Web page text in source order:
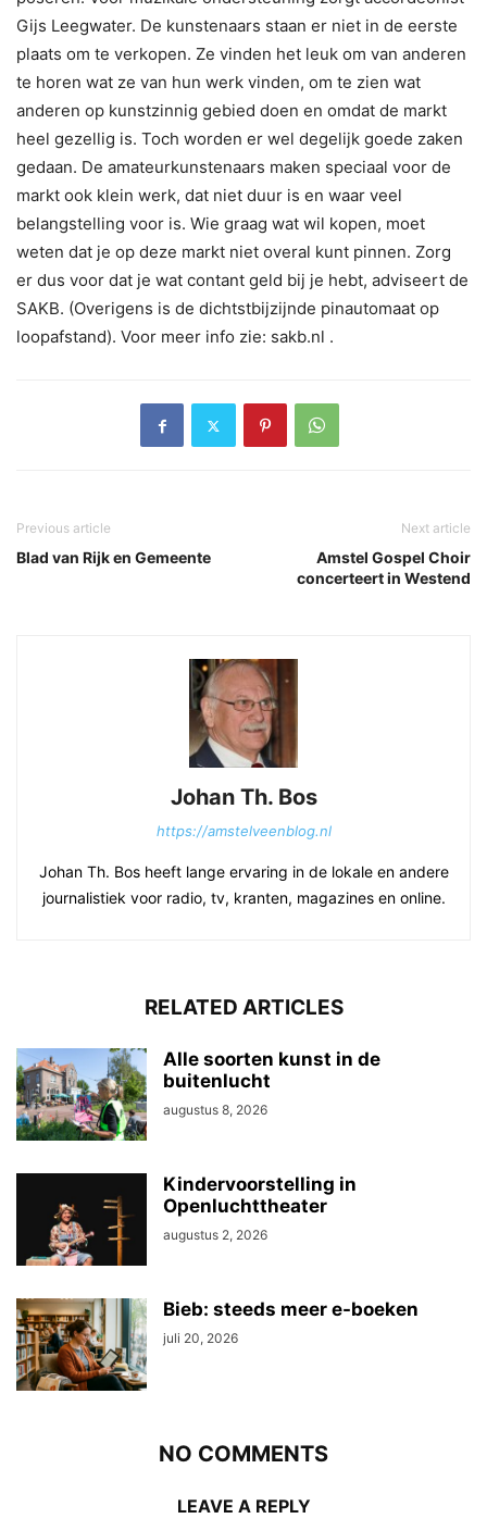
Gijs Leegwater. De kunstenaars staan er niet in de eerste
plaats om te verkopen. Ze vinden het leuk om van anderen
te horen wat ze van hun werk vinden, om te zien wat
anderen op kunstzinnig gebied doen en omdat de markt
heel gezellig is. Toch worden er wel degelijk goede zaken
gedaan. De amateurkunstenaars maken speciaal voor de
markt ook klein werk, dat niet duur is en waar veel
belangstelling voor is. Wie graag wat wil kopen, moet
weten dat je op deze markt niet overal kunt pinnen. Zorg
er dus voor dat je wat contant geld bij je hebt, adviseert de
SAKB. (Overigens is de dichtstbijzijnde pinautomaat op
loopafstand). Voor meer info zie: sakb.nl .
Previous article
Blad van Rijk en Gemeente
Next article
Amstel Gospel Choir
concerteert in Westend
Johan Th. Bos
https://amstelveenblog.nl
Johan Th. Bos heeft lange ervaring in de lokale en andere
journalistiek voor radio, tv, kranten, magazines en online.
RELATED ARTICLES
Alle soorten kunst in de
buitenlucht
augustus 8, 2026
Kindervoorstelling in
Openluchttheater
augustus 2, 2026
Bieb: steeds meer e-boeken
juli 20, 2026
NO COMMENTS
LEAVE A REPLY